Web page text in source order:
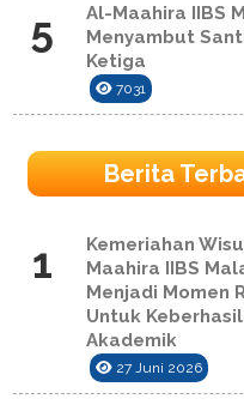
5
Al-Maahira IIBS
Menyambut
Ketiga
7031
Berita
1
Kemeriahan
Maahira IIBS
Menjadi Momen
Untuk
Akademik
27 Juni 2026